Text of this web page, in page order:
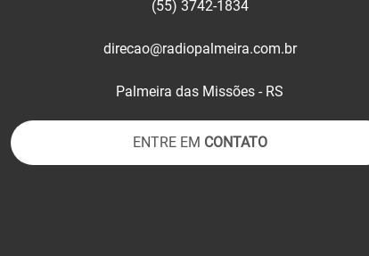
(55) 3742-1834
direcao@radiopalmeira.com.br
Palmeira das Missões - RS
ENTRE EM CONTATO